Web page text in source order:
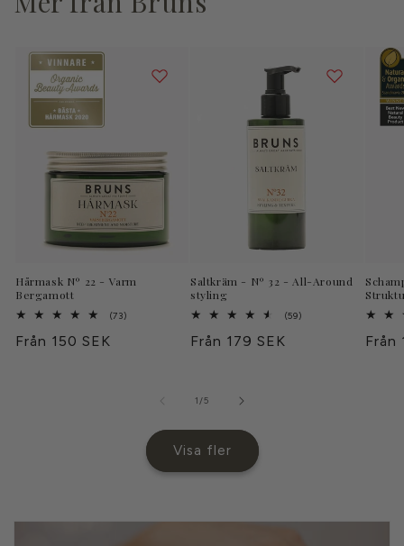
Hårmask Nº 22 - Varm
Bergamott
(73)73
Ordinarie
Från 150 SEK
Saltkräm - Nº 32 - All-Around
styling
(59)59
Ordinarie
Från 179 SEK Från
1/av
5
Visa fler